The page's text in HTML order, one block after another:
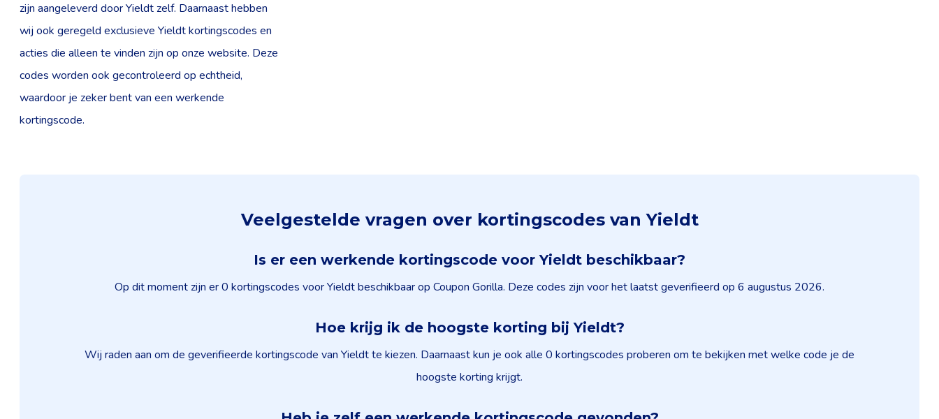
zijn aangeleverd door Yieldt zelf. Daarnaast hebben
wij ook geregeld exclusieve Yieldt kortingscodes en
acties die alleen te vinden zijn op onze website. Deze
codes worden ook gecontroleerd op echtheid,
waardoor je zeker bent van een werkende
kortingscode.
Veelgestelde vragen over kortingscodes van Yieldt
Is er een werkende kortingscode voor Yieldt beschikbaar?
Op dit moment zijn er 0 kortingscodes voor Yieldt beschikbaar op Coupon Gorilla. Deze codes zijn voor het laatst geverifieerd op 6 augustus 2026.
Hoe krijg ik de hoogste korting bij Yieldt?
Wij raden aan om de geverifieerde kortingscode van Yieldt te kiezen. Daarnaast kun je ook alle 0 kortingscodes proberen om te bekijken met welke code je de
hoogste korting krijgt.